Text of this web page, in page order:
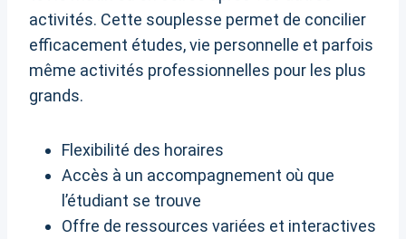
activités. Cette souplesse permet de concilier
efficacement études, vie personnelle et parfois
même activités professionnelles pour les plus
grands.
Flexibilité des horaires
Accès à un accompagnement où que
l’étudiant se trouve
Offre de ressources variées et interactives